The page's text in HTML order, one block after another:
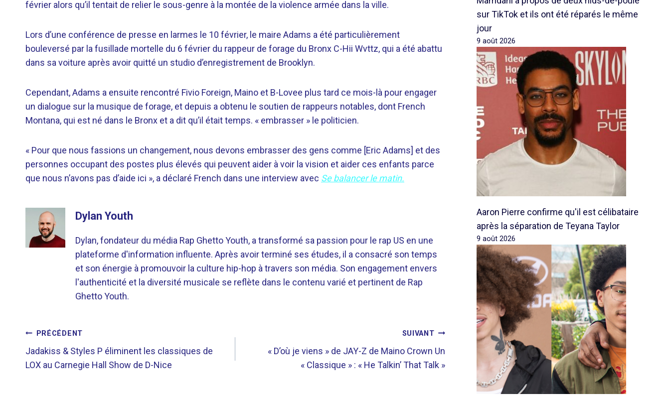
février alors qu’il tentait de relier le sous-genre à la montée de la violence armée dans la ville.
Lors d’une conférence de presse en larmes le 10 février, le maire Adams a été particulièrement
bouleversé par la fusillade mortelle du 6 février du rappeur de forage du Bronx C-Hii Wvttz, qui a été abattu
dans sa voiture après avoir quitté un studio d’enregistrement de Brooklyn.
Cependant, Adams a ensuite rencontré Fivio Foreign, Maino et B-Lovee plus tard ce mois-là pour engager
un dialogue sur la musique de forage, et depuis a obtenu le soutien de rappeurs notables, dont French
Montana, qui est né dans le Bronx et a dit qu’il était temps. « embrasser » le politicien.
« Pour que nous fassions un changement, nous devons embrasser des gens comme [Eric Adams] et des
personnes occupant des postes plus élevés qui peuvent aider à voir la vision et aider ces enfants parce
que nous n’avons pas d’aide ici », a déclaré French dans une interview avec Se balancer le matin.
Dylan Youth
Dylan, fondateur du média Rap Ghetto Youth, a transformé sa passion pour le rap US en une
plateforme d'information influente. Après avoir terminé ses études, il a consacré son temps
et son énergie à promouvoir la culture hip-hop à travers son média. Son engagement envers
l'authenticité et la diversité musicale se reflète dans le contenu varié et pertinent de Rap
Ghetto Youth.
NAVIGATION
DE
PRÉCÉDENT
Jadakiss & Styles P éliminent les classiques de
LOX au Carnegie Hall Show de D-Nice
SUIVANT
« D’où je viens » de JAY-Z de Maino Crown Un
« Classique » : « He Talkin’ That Talk »
sur TikTok et ils ont été réparés le même
jour
9 août 2026
Aaron Pierre confirme qu'il est célibataire
après la séparation de Teyana Taylor
9 août 2026